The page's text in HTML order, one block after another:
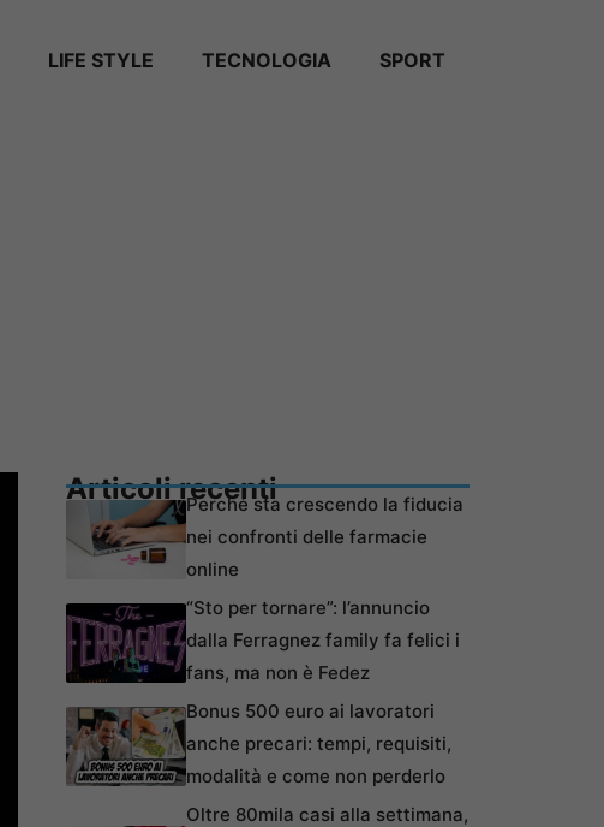
LIFE STYLE TECNOLOGIA SPORT
Articoli recentiPerché sta crescendo la fiducia
nei confronti delle farmacie
online
“Sto per tornare”: l’annuncio
dalla Ferragnez family fa felici i
fans, ma non è Fedez
Bonus 500 euro ai lavoratori
anche precari: tempi, requisiti,
modalità e come non perderlo
Oltre 80mila casi alla settimana,